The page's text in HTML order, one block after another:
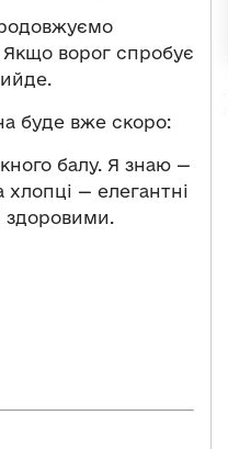
Якщо ворог спробує
буде вже скоро:
балу. Я знаю —
хлопці — елегантні
здоровими.